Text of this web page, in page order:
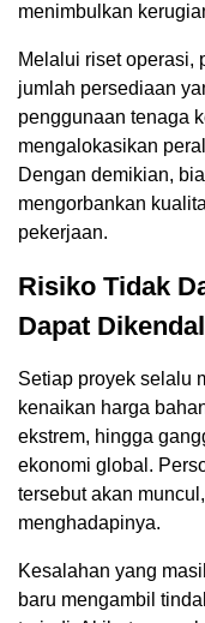
menimbulkan
Melalui riset operasi,
jumlah persediaan
penggunaan tenaga
mengalokasikan
Dengan demikian,
mengorbankan
pekerjaan.
Risiko Tidak
Dapat
Setiap proyek selalu
kenaikan harga
ekstrem, hingga
ekonomi global.
tersebut akan
menghadapinya.
Kesalahan yang
baru mengambil